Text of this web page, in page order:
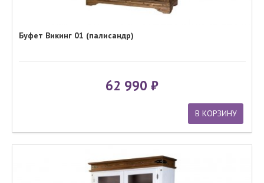
Буфет Викинг 01 (палисандр)
62 990
В КОРЗИНУ